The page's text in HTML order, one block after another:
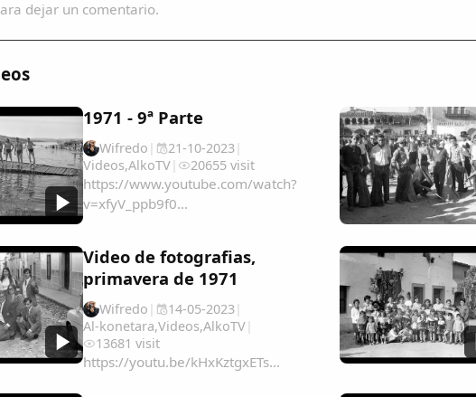
dejar un comentario.
1971 - 9ª Parte
Wifredo | 21-10-2023|
Videos,AlkoTV| 20655 visit
https://www.youtube.com/watch?
v=xfyV_ppb9f0...
Video de fotografias,
primavera de 1971
Wifredo | 14-05-2023|
Al-konetara,Videos,AlkoTV|
13681 visit
https://youtu.be/kHxKztgxETs...